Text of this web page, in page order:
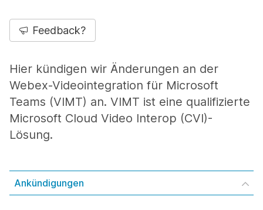
Feedback?
Hier kündigen wir Änderungen an der
Webex-Videointegration für Microsoft
Teams (VIMT) an. VIMT ist eine qualifizierte
Microsoft Cloud Video Interop (CVI)-
Lösung.
Ankündigungen